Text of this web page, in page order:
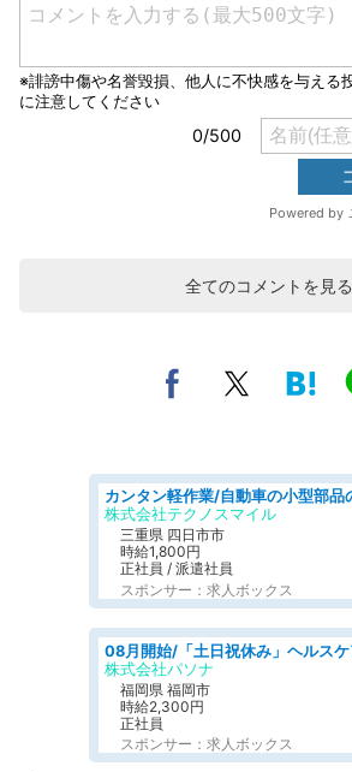
全てのコメントを見る
株式会社テクノスマイル
三重県 四日市市
時給1,800円
正社員 / 派遣社員
スポンサー：求人ボックス
株式会社パソナ
福岡県 福岡市
時給2,300円
正社員
スポンサー：求人ボックス